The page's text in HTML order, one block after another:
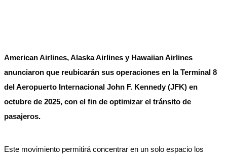
American Airlines, Alaska Airlines y Hawaiian Airlines
anunciaron que reubicarán sus operaciones en la Terminal 8
del Aeropuerto Internacional John F. Kennedy (JFK) en
octubre de 2025, con el fin de optimizar el tránsito de
pasajeros.
Este movimiento permitirá concentrar en un solo espacio los